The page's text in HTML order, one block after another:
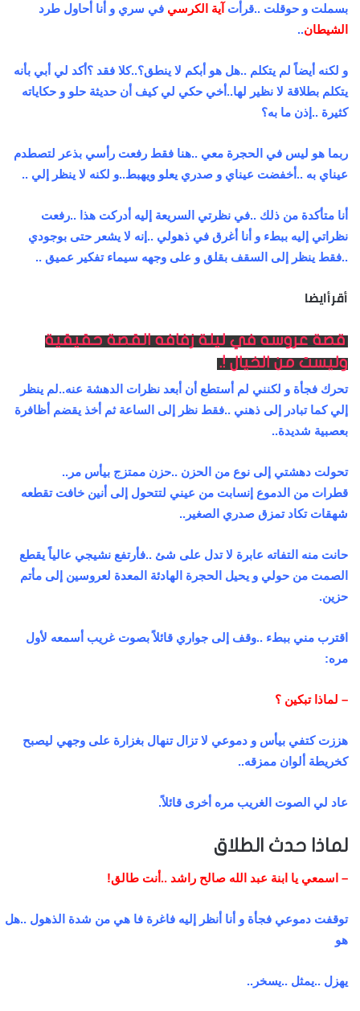
بسملت و حوقلت ..قرأت آية الكرسي في سري و أنا أحاول طرد
الشيطان..
و لكنه أيضاً لم يتكلم ..هل هو أبكم لا ينطق؟..كلا فقد ؟أكد لي أبي بأنه
يتكلم بطلاقة لا نظير لها..أخي حكي لي كيف أن حديثة حلو و حكاياته
كثيرة ..إذن ما به؟
ربما هو ليس في الحجرة معي ..هنا فقط رفعت رأسي بذعر لتصطدم
عيناي به ..أخفضت عيناي و صدري يعلو ويهبط..و لكنه لا ينظر إلي ..
أنا متأكدة من ذلك ..في نظرتي السريعة إليه أدركت هذا ..رفعت
نظراتي إليه ببطء و أنا أغرق في ذهولي ..إنه لا يشعر حتى بوجودي
..فقط ينظر إلى السقف بقلق و على وجهه سيماء تفكير عميق ..
أقرأايضا
قصة عروسه في ليلة زفافه القصة حقيقية
وليست من الخيال !.
تحرك فجأة و لكنني لم أستطع أن أبعد نظرات الدهشة عنه..لم ينظر
إلي كما تبادر إلى ذهني ..فقط نظر إلى الساعة ثم أخذ يقضم أظافرة
بعصبية شديدة..
تحولت دهشتي إلى نوع من الحزن ..حزن ممتزج بيأس مر..
قطرات من الدموع إنسابت من عيني لتتحول إلى أنين خافت تقطعه
شهقات تكاد تمزق صدري الصغير..
حانت منه التفاته عابرة لا تدل على شئ ..فأرتفع نشيجي عالياً يقطع
الصمت من حولي و يحيل الحجرة الهادئة المعدة لعروسين إلى مأتم
حزين.
اقترب مني ببطء ..وقف إلى جواري قائلاً بصوت غريب أسمعه لأول
مره:
– لماذا تبكين ؟
هززت كتفي بيأس و دموعي لا تزال تنهال بغزارة على وجهي ليصبح
كخريطة ألوان ممزقه..
عاد لي الصوت الغريب مره أخرى قائلاً.
لماذا حدث الطلاق
– اسمعي يا ابنة عبد الله صالح راشد ..أنت طالق!
توقفت دموعي فجأة و أنا أنظر إليه فاغرة فا هي من شدة الذهول ..هل
هو
يهزل ..يمثل ..يسخر..